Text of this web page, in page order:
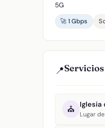
5G
🚀 1 Gbps
📍
⛪ Iglesia
Lugar